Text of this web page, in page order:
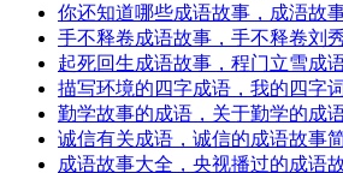
你还知道哪些成语故事，成浯故
手不释卷成语故事，手不释卷刘
起死回生成语故事，程门立雪成
描写环境的四字成语，我的四字
勤学故事的成语，关于勤学的成
诚信有关成语，诚信的成语故事
成语故事大全，央视播过的成语